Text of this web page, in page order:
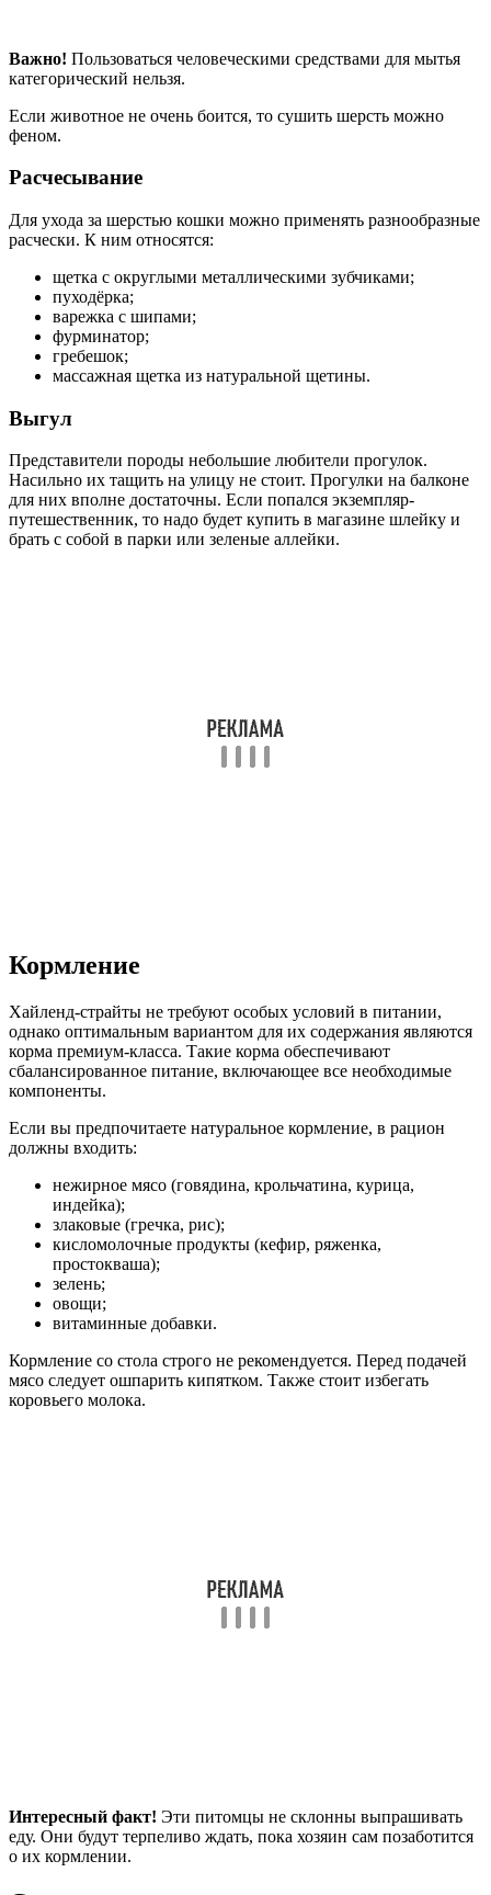
Важно! Пользоваться человеческими средствами для мытья
категорический нельзя.
Если животное не очень боится, то сушить шерсть можно
феном.
Расчесывание
Для ухода за шерстью кошки можно применять разнообразные
расчески. К ним относятся:
щетка с округлыми металлическими зубчиками;
пуходёрка;
варежка с шипами;
фурминатор;
гребешок;
массажная щетка из натуральной щетины.
Выгул
Представители породы небольшие любители прогулок.
Насильно их тащить на улицу не стоит. Прогулки на балконе
для них вполне достаточны. Если попался экземпляр-
путешественник, то надо будет купить в магазине шлейку и
брать с собой в парки или зеленые аллейки.
Кормление
Хайленд-страйты не требуют особых условий в питании,
однако оптимальным вариантом для их содержания являются
корма премиум-класса. Такие корма обеспечивают
сбалансированное питание, включающее все необходимые
компоненты.
Если вы предпочитаете натуральное кормление, в рацион
должны входить:
нежирное мясо (говядина, крольчатина, курица,
индейка);
злаковые (гречка, рис);
кисломолочные продукты (кефир, ряженка,
простокваша);
зелень;
овощи;
витаминные добавки.
Кормление со стола строго не рекомендуется. Перед подачей
мясо следует ошпарить кипятком. Также стоит избегать
коровьего молока.
Интересный факт! Эти питомцы не склонны выпрашивать
еду. Они будут терпеливо ждать, пока хозяин сам позаботится
о их кормлении.